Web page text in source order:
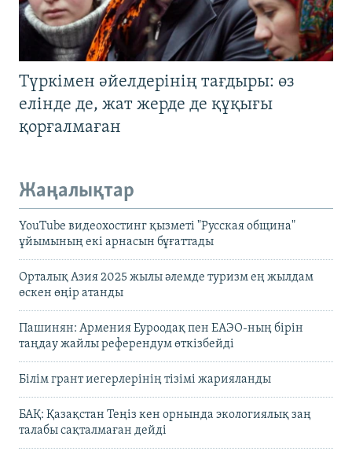
Түркімен әйелдерінің тағдыры: өз
елінде де, жат жерде де құқығы
қорғалмаған
Жаңалықтар
YouTube видеохостинг қызметі "Русская община"
ұйымының екі арнасын бұғаттады
Орталық Азия 2025 жылы әлемде туризм ең жылдам
өскен өңір атанды
Пашинян: Армения Еуроодақ пен ЕАЭО-ның бірін
таңдау жайлы референдум өткізбейді
Білім грант иегерлерінің тізімі жарияланды
БАҚ: Қазақстан Теңіз кен орнында экологиялық заң
талабы сақталмаған дейді